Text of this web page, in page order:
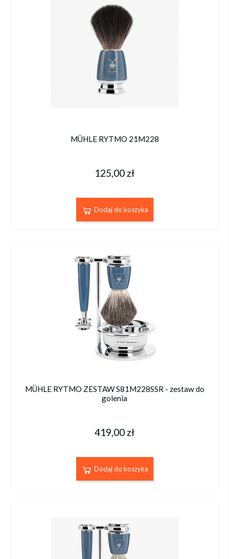
MÜHLE RYTMO 21M228
125,00 zł
Dodaj do koszyka
MÜHLE RYTMO ZESTAW S81M228SSR - zestaw do
golenia
419,00 zł
Dodaj do koszyka